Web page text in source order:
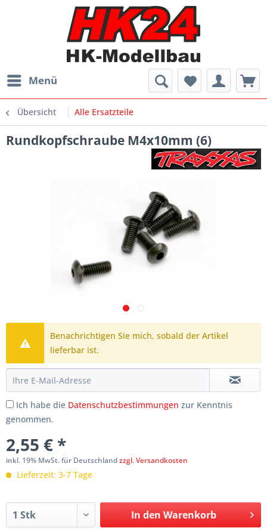
Menü
Übersicht Alle Ersatzteile
Rundkopfschraube M4x10mm (6)
Benachrichtigen Sie mich, sobald der Artikel
lieferbar ist.
Ich habe die Datenschutzbestimmungen zur Kenntnis
genommen.
2,55 € *
inkl. 19% MwSt. für Deutschlandzzgl. Versandkosten
Lieferzeit: 3-7 Tage
In den Warenkorb